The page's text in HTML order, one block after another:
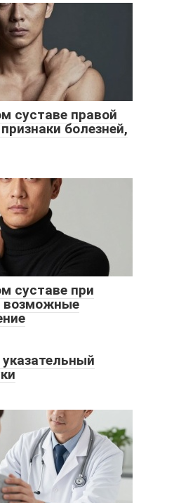
суставе правой
болезней,
суставе при
возможные